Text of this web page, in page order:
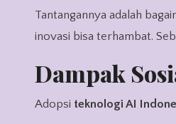
Tantangannya adalah
inovasi bisa terhambat.
Dampak
Adopsi teknologi AI